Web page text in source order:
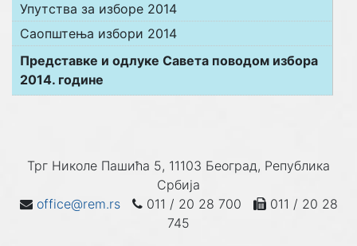
Упутства за изборе 2014
Саопштења избори 2014
Представке и одлуке Савета поводом избора
2014. године
Трг Николе Пашића 5, 11103 Београд, Република
Србија
office@rem.rs
011 / 20 28 700
011 / 20 28
745